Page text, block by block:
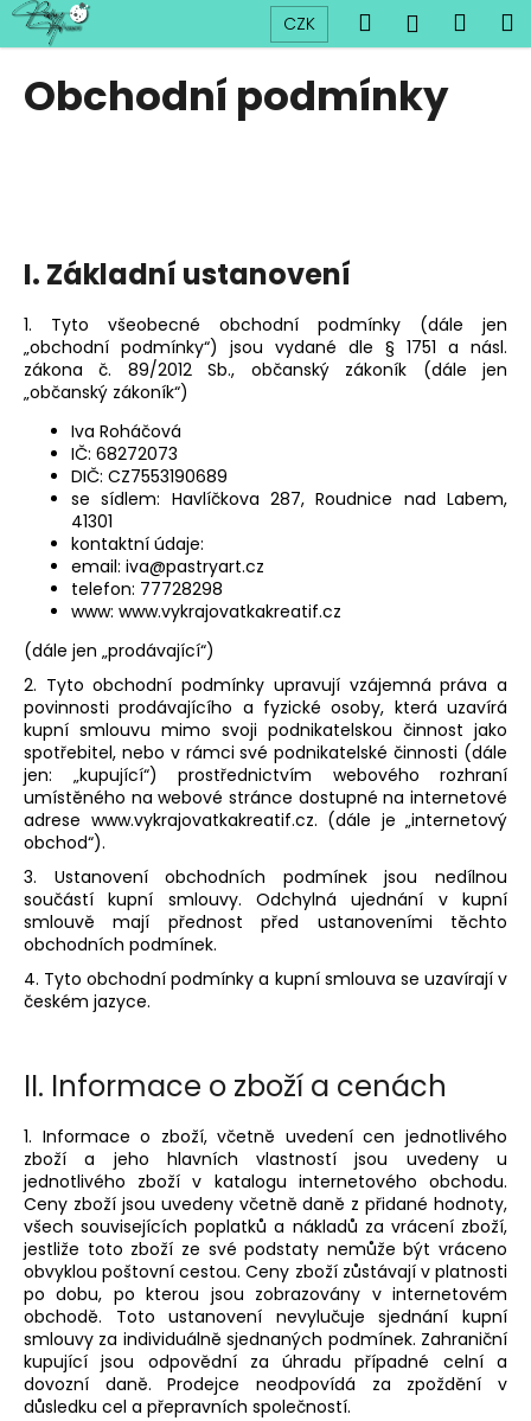
Přejít
obsah
CZK Hledat
Obchodní podmínky
I. Základní ustanovení
1. Tyto všeobecné obchodní podmínky (dále jen
„obchodní podmínky“) jsou vydané dle § 1751 a násl.
zákona č. 89/2012 Sb., občanský zákoník (dále jen
„občanský zákoník“)
Iva Roháčová
IČ: 68272073
DIČ: CZ7553190689
se sídlem: Havlíčkova 287, Roudnice nad Labem,
41301
kontaktní údaje:
email: iva@pastryart.cz
telefon: 77728298
www: www.vykrajovatkakreatif.cz
(dále jen „prodávající“)
2. Tyto obchodní podmínky upravují vzájemná práva a
povinnosti prodávajícího a fyzické osoby, která uzavírá
kupní smlouvu mimo svoji podnikatelskou činnost jako
spotřebitel, nebo v rámci své podnikatelské činnosti (dále
jen: „kupující“) prostřednictvím webového rozhraní
umístěného na webové stránce dostupné na internetové
adrese www.vykrajovatkakreatif.cz. (dále je „internetový
obchod“).
3. Ustanovení obchodních podmínek jsou nedílnou
součástí kupní smlouvy. Odchylná ujednání v kupní
smlouvě mají přednost před ustanoveními těchto
obchodních podmínek.
4. Tyto obchodní podmínky a kupní smlouva se uzavírají v
českém jazyce.
II. Informace o zboží a cenách
1. Informace o zboží, včetně uvedení cen jednotlivého
zboží a jeho hlavních vlastností jsou uvedeny u
jednotlivého zboží v katalogu internetového obchodu.
Ceny zboží jsou uvedeny včetně daně z přidané hodnoty,
všech souvisejících poplatků a nákladů za vrácení zboží,
jestliže toto zboží ze své podstaty nemůže být vráceno
obvyklou poštovní cestou. Ceny zboží zůstávají v platnosti
po dobu, po kterou jsou zobrazovány v internetovém
obchodě. Toto ustanovení nevylučuje sjednání kupní
smlouvy za individuálně sjednaných podmínek. Zahraniční
kupující jsou odpovědní za úhradu případné celní a
dovozní daně. Prodejce neodpovídá za zpoždění v
důsledku cel a přepravních společností.
K
o
ř
e
b
u
j
t
?
HLEDAT
D
o
p
o
r
u
e
m
e
VYKRAJOVÁTKA
PODZIMNÍ
KOLEKCE
#1584
39
Kč